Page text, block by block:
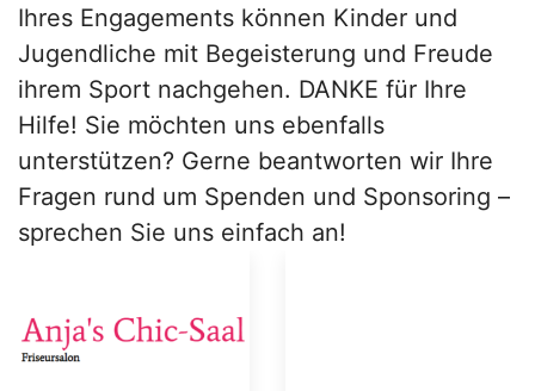
Ihres Engagements können Kinder und
Jugendliche mit Begeisterung und Freude
ihrem Sport nachgehen. DANKE für Ihre
Hilfe! Sie möchten uns ebenfalls
unterstützen? Gerne beantworten wir Ihre
Fragen rund um Spenden und Sponsoring –
sprechen Sie uns einfach an!